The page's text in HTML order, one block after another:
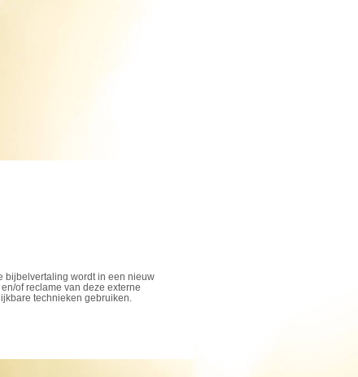
bijbelvertaling wordt in een nieuw
of reclame van deze externe
technieken gebruiken.